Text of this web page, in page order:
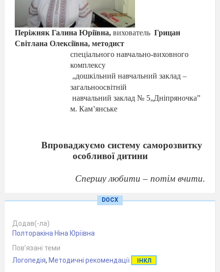
Періжняк Галина Юріївна, вихователь Грицан
Світлана Олексіївна, методист
спеціального навчально-виховного
комплексу
„дошкільний навчальний заклад –
загальноосвітній
навчальний заклад № 5„Дніпряночка”
м. Кам’янське
Впроваджуємо систему саморозвитку
особливої дитини
Спершу любити – потім вчити.
Наш спеціальний навчально-виховний
комплекс
порушення мовлення та психологічного
розвитку. Бажання допомогти своїм
вихованцям спонукає до пошуку ефективних
форм і методів роботи.
Враховуючи особливі
DOCX
Додав(-ла)
Полторакіна Ніна Юріївна
Пов’язані теми
Логопедія, Методичні рекомендації ІНКЛ